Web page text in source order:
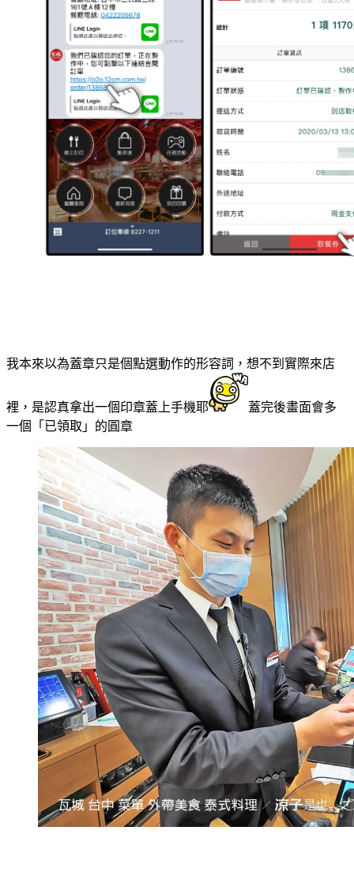
我本來以為蓋章只是個點選動作的形容詞，想不到實際來店
裡，是認真拿出一個印章蓋上手機耶
蓋完後畫面會多
一個「已領取」的圓章